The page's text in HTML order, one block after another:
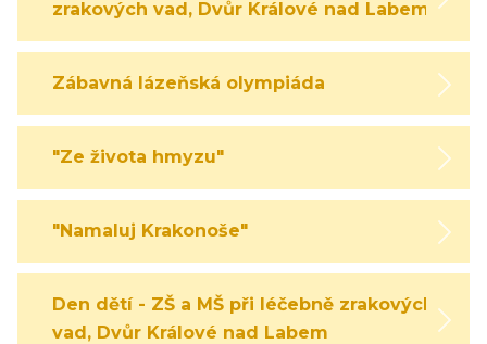
zrakových vad, Dvůr Králové nad Labem
Zábavná lázeňská olympiáda
"Ze života hmyzu"
"Namaluj Krakonoše"
Den dětí - ZŠ a MŠ při léčebně zrakových
vad, Dvůr Králové nad Labem